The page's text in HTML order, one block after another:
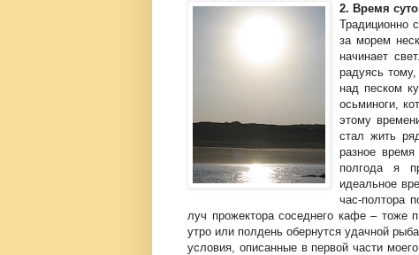
2. Время
Традиционно
за морем
начинает
радуясь
над песком
осьминоги,
этому
стал жить
разное
полгода я
идеальное
час-полтора
луч прожектора соседнего кафе – тоже
утро или полдень обернутся удачной
условия, описанные в первой части